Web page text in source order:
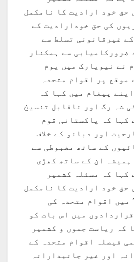
حق خود ارادیت کا نامکمل
کی حق خودارادیت کے
غیرقانونی تسلط سے
ضرورکامیابی سے ہمکنار
نے نیویارک میں یوم
موقع پر اقوام متحدہ
پیغام میں کہا کہ
شہ رگ اور ناقابل تنسیخ
کہا کہ پاکستانی قوم
اور دبائو کے خلاف
کے ساتھ مضبوطی سے
ان کے ساتھ کھڑی
کہا کہ مسئلہ کشمیر
حق خود ارادیت کا نامکمل
ایجنڈا ہے۔ 1948 میں اقوام متحدہ کی
میں اس بات کو
کہ ریاست جموں و کشمیر
فیصلہ اقوام متحدہ کے
اور غیر جانبدارانہ